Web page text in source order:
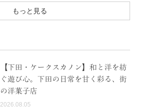
もっと見る
【下田・ケークスカノン】和と洋を紡
ぐ遊び心。下田の日常を甘く彩る、街
の洋菓子店
2026.08.05